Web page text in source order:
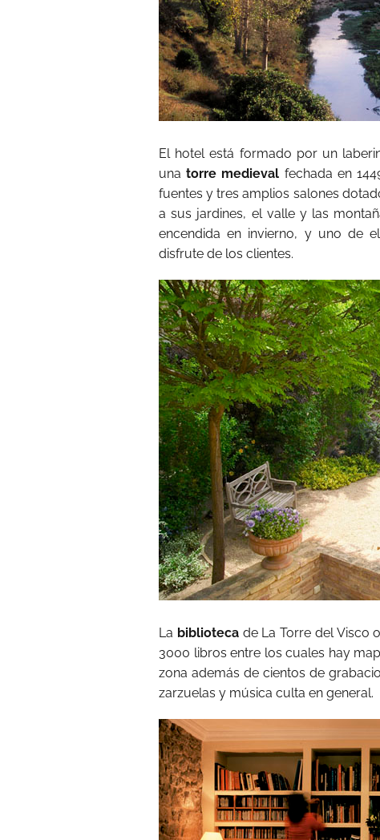
El hotel está formado por un
una torre medieval fechada en
fuentes y tres amplios salones
a sus jardines, el valle y las
encendida en invierno, y uno de
disfrute de los clientes.
La bibliotecade La Torre del Visco
3000 libros entre los cuales hay
zona además de cientos de
zarzuelas y música culta en general.